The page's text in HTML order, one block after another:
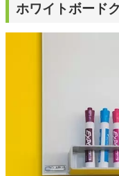
ホワイトボード